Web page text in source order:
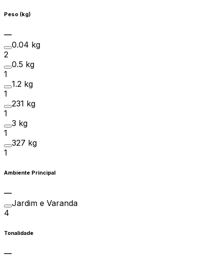
Peso (kg)
0.04 kg
2
0.5 kg
1
1.2 kg
1
231 kg
1
3 kg
1
327 kg
1
Ambiente Principal
Jardim e Varanda
4
Tonalidade